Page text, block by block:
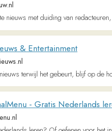
is een gratis Belgisch dagblad dat je
de vrije encyclopedie
– Learn languages effectively
languages. Online exercises,